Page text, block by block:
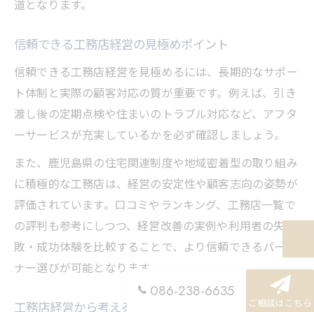
道となります。
信頼できる工務店経営の見極めポイント
信頼できる工務店経営を見極めるには、長期的なサポー
ト体制と実際の顧客対応の質が重要です。例えば、引き
渡し後の定期点検や住まいのトラブル対応など、アフタ
ーサービスが充実しているかを必ず確認しましょう。
また、鹿児島県の住宅関連制度や地域密着型の取り組み
に積極的な工務店は、経営の安定性や顧客志向の姿勢が
評価されています。口コミやランキング、工務店一覧で
の評判も参考にしつつ、経営改善の実例や利用者の失
敗・成功体験を比較することで、より信頼できるパート
ナー選びが可能となります。
工務店経営から考える後悔しない選び方
086-238-6635
ご相談はこちら